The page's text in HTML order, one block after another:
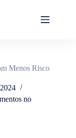
Menos Risco
no